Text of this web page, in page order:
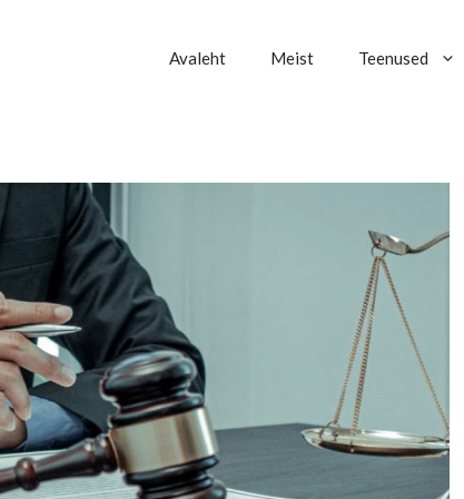
Avaleht Meist Teenused